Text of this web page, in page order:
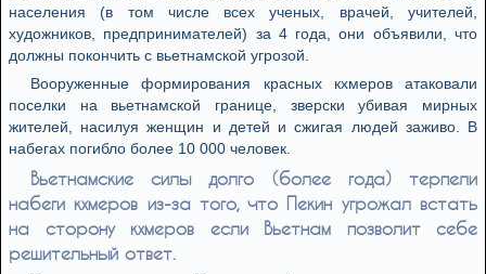
населения (в том числе всех ученых, врачей, учителей,
художников, предпринимателей) за 4 года, они объявили, что
должны покончить с вьетнамской угрозой.
Вооруженные формирования красных кхмеров атаковали
поселки на вьетнамской границе, зверски убивая мирных
жителей, насилуя женщин и детей и сжигая людей заживо. В
набегах погибло более 10 000 человек.
Вьетнамские силы долго (более года) терпели
набеги кхмеров из-за того, что Пекин угрожал встать
на сторону кхмеров если Вьетнам позволит себе
решительный ответ.